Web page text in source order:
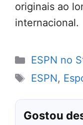
originais ao
internacional.
Categorias
ESPN no
Tags
ESPN,
Gostou